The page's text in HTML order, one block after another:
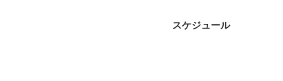
スケジュール